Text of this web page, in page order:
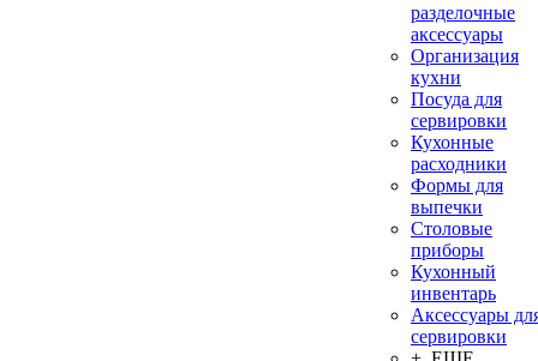
разделочные
аксессуары
Организация
кухни
Посуда для
сервировки
Кухонные
расходники
Формы для
выпечки
Столовые
приборы
Кухонный
инвентарь
Аксессуары
сервировки